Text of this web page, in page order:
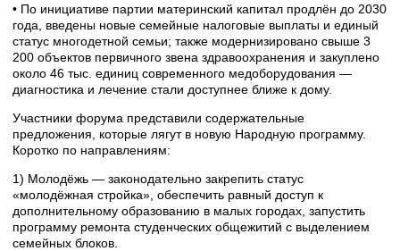
• По инициативе партии материнский капитал продлён до 2030
года, введены новые семейные налоговые выплаты и единый
статус многодетной семьи; также модернизировано свыше 3
200 объектов первичного звена здравоохранения и закуплено
около 46 тыс. единиц современного медоборудования —
диагностика и лечение стали доступнее ближе к дому.
Участники форума представили содержательные
предложения, которые лягут в новую Народную программу.
Коротко по направлениям:
1) Молодёжь — законодательно закрепить статус
«молодёжная стройка», обеспечить равный доступ к
дополнительному образованию в малых городах, запустить
программу ремонта студенческих общежитий с выделением
семейных блоков.